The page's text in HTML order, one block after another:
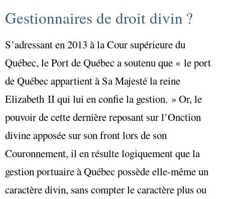
Gestionnaires de droit divin ?
S’adressant en 2013 à la Cour supérieure du
Québec, le Port de Québec a soutenu que « le port
de Québec appartient à Sa Majesté la reine
Elizabeth II qui lui en confie la gestion. » Or, le
pouvoir de cette dernière reposant sur l’Onction
divine apposée sur son front lors de son
Couronnement, il en résulte logiquement que la
gestion portuaire à Québec possède elle-même un
caractère divin, sans compter le caractère plus ou